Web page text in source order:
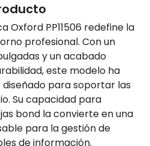
Oxford PP11506 redefine la
profesional. Con un
y un acabado
este modelo ha
para soportar las
Su capacidad para
bond la convierte en una
para la gestión de
de información.